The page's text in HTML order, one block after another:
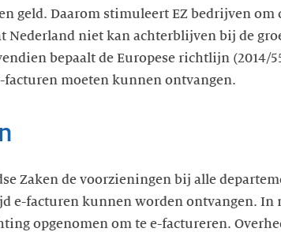
geld. Daarom stimuleert EZ bedrijven om
Nederland niet kan achterblijven bij de
bepaalt de Europese richtlijn (2014/
facturen moeten kunnen ontvangen.
Zaken de voorzieningen bij alle
e-facturen kunnen worden ontvangen. In
opgenomen om te e-factureren.